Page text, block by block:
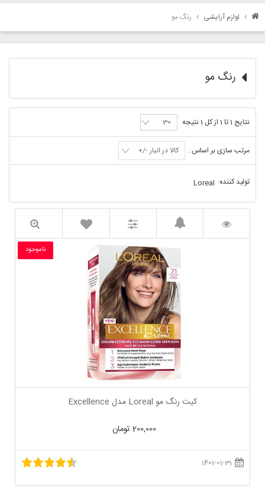
لوازم آرایشی رنگ مو
رنگ مو
نتایج 1 تا 1 از کل 1 نتیجه
مرتب سازی بر اساس : کالا در انبار -/+
تولید کننده: Loreal
ناموجود
کیت رنگ مو Loreal مدل Excellence
200,000 تومان